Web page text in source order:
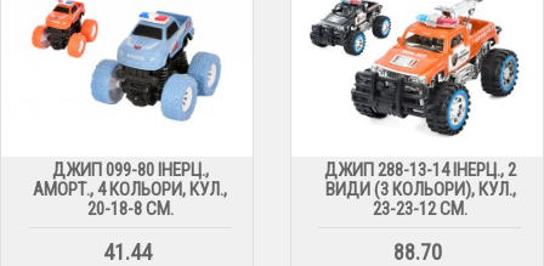
ДЖИП 099-80 ІНЕРЦ.,
АМОРТ., 4 КОЛЬОРИ, КУЛ.,
20-18-8 СМ.
41.44
ДЖИП 288-13-14 ІНЕРЦ., 2
ВИДИ (3 КОЛЬОРИ), КУЛ.,
23-23-12 СМ.
88.70